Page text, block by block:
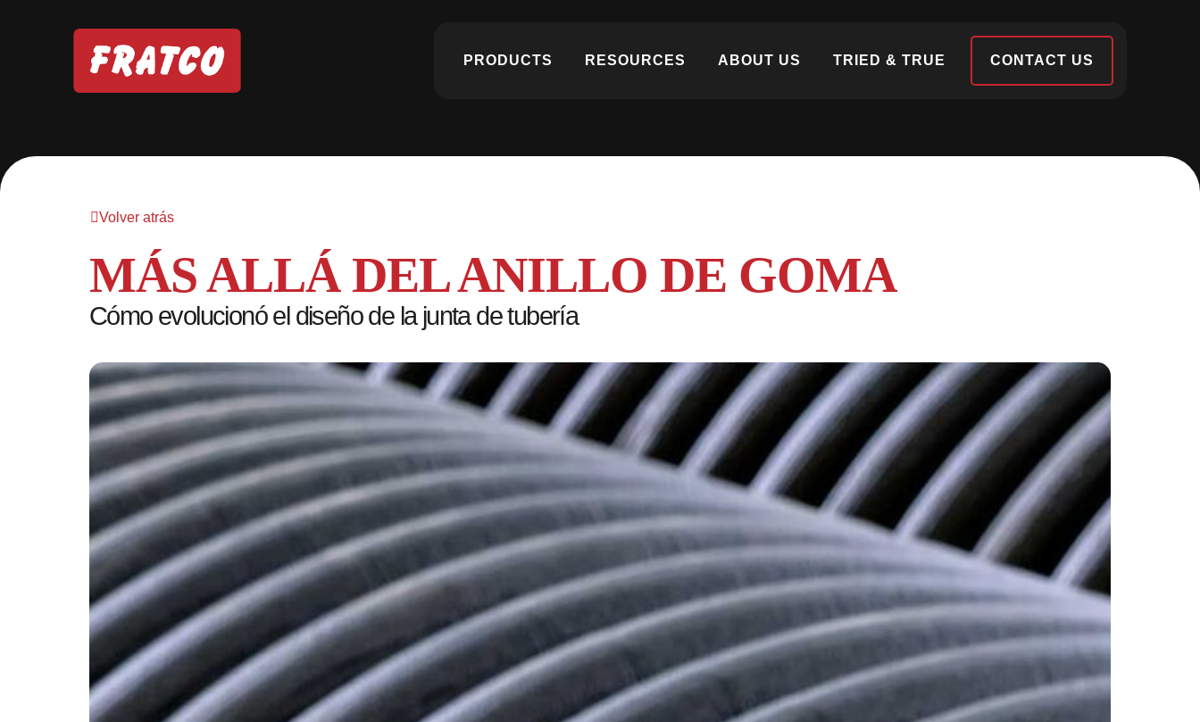
PRODUCTS RESOURCES ABOUT US TRIED & TRUE CONTACT US
Volver atrás
MÁS ALLÁ DEL ANILLO DE GOMA
Cómo evolucionó el diseño de la junta de tubería